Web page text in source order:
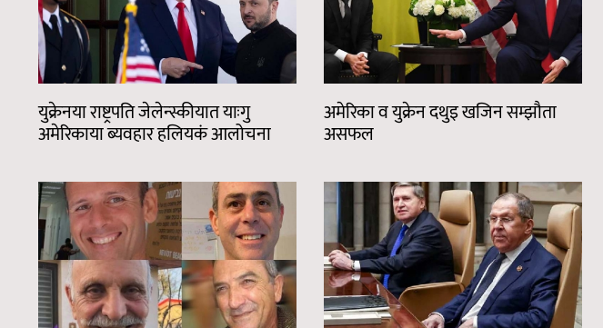
युक्रेनया राष्ट्रपति जेलेन्स्कीयात याःगु
अमेरिकाया ब्यवहार हलियकं आलोचना
अमेरिका व युक्रेन दथुइ खजिन सम्झौता
असफल